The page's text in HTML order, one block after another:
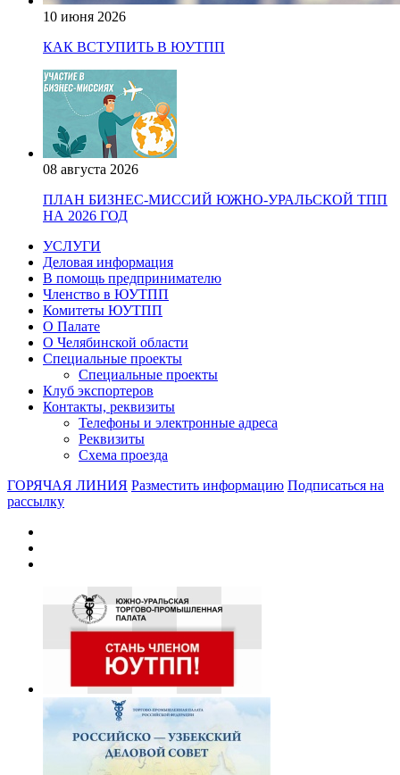
10 июня 2026
КАК ВСТУПИТЬ В ЮУТПП
08 августа 2026
ПЛАН БИЗНЕС-МИССИЙ ЮЖНО-УРАЛЬСКОЙ ТПП
НА 2026 ГОД
УСЛУГИ
Деловая информация
В помощь предпринимателю
Членство в ЮУТПП
Комитеты ЮУТПП
О Палате
О Челябинской области
Специальные проекты
Специальные проекты
Клуб экспортеров
Контакты, реквизиты
Телефоны и электронные адреса
Реквизиты
Схема проезда
ГОРЯЧАЯ ЛИНИЯ Разместить информацию Подписаться на
рассылку